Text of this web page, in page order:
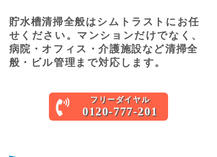
貯水槽清掃全般はシムトラストにお任
せください。マンションだけでなく、
病院・オフィス・介護施設など清掃全
般・ビル管理まで対応します。
フリーダイヤル
0120-777-201